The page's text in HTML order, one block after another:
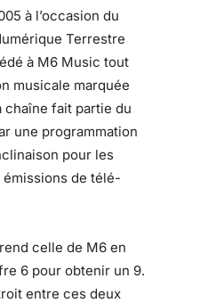
à l’occasion du
Terrestre
à M6 Music tout
musicale marquée
chaîne fait partie du
une programmation
pour les
de télé-
celle de M6 en
6 pour obtenir un 9.
entre ces deux